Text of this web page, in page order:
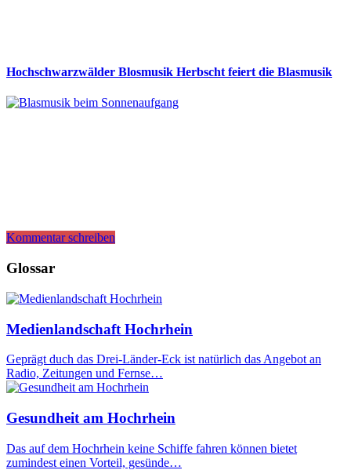
Hochschwarzwälder Blosmusik Herbscht feiert die Blasmusik
Kommentar schreiben
Glossar
Medienlandschaft Hochrhein
Geprägt duch das Drei-Länder-Eck ist natürlich das Angebot an
Radio, Zeitungen und Fernse…
Gesundheit am Hochrhein
Das auf dem Hochrhein keine Schiffe fahren können bietet
zumindest einen Vorteil, gesünde…